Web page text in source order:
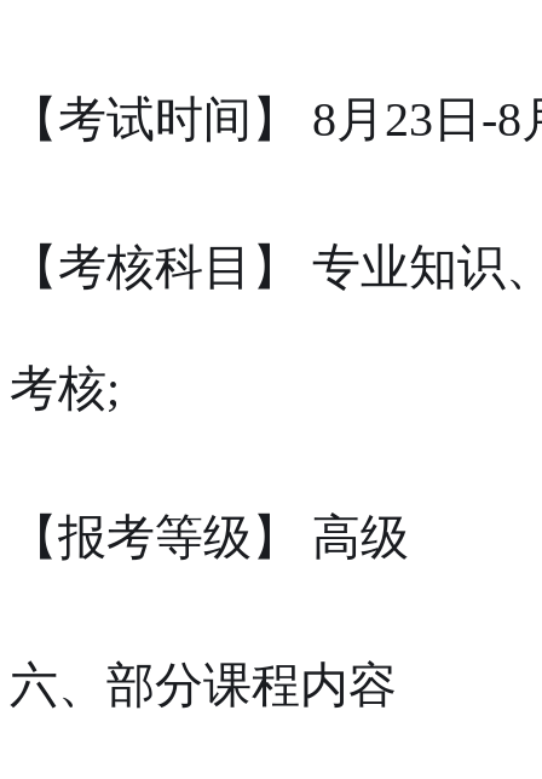
【考试时间】 8月23日-
【考核科目】 专业知
考核;
【报考等级】 高级
六、部分课程内容